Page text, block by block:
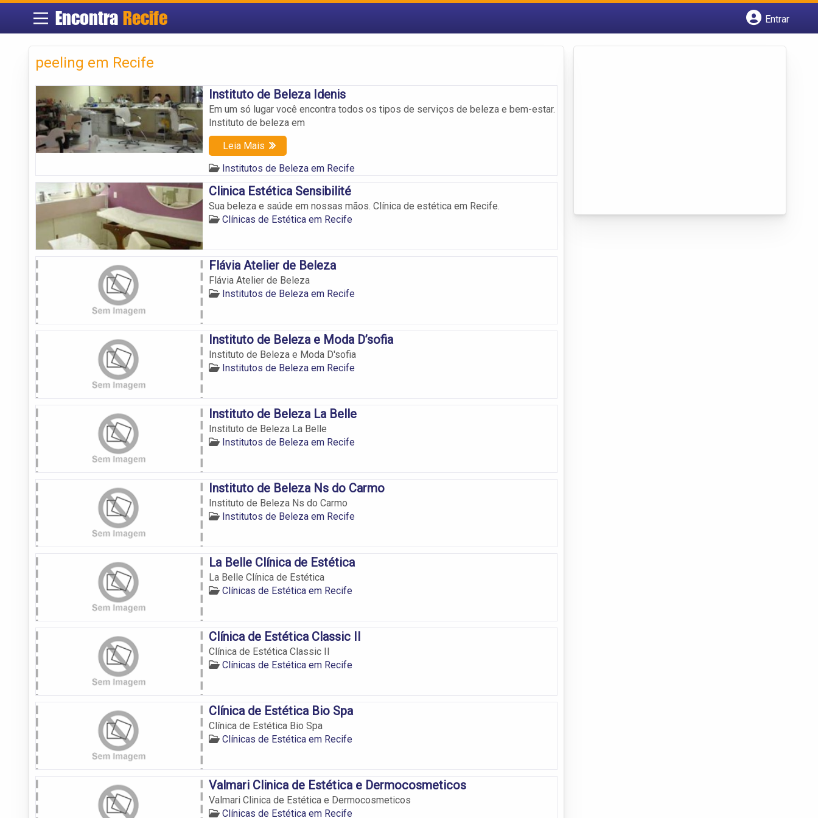
Encontra Recife
Entrar
peeling em Recife
Instituto de Beleza Idenis
Em um só lugar você encontra todos os tipos de serviços de beleza e bem-estar.
Instituto de beleza em
Leia Mais
Institutos de Beleza em Recife
Clinica Estética Sensibilité
Sua beleza e saúde em nossas mãos. Clínica de estética em Recife.
Clínicas de Estética em Recife
Flávia Atelier de Beleza
Flávia Atelier de Beleza
Institutos de Beleza em Recife
Instituto de Beleza e Moda D’sofia
Instituto de Beleza e Moda D'sofia
Institutos de Beleza em Recife
Instituto de Beleza La Belle
Instituto de Beleza La Belle
Institutos de Beleza em Recife
Instituto de Beleza Ns do Carmo
Instituto de Beleza Ns do Carmo
Institutos de Beleza em Recife
La Belle Clínica de Estética
La Belle Clínica de Estética
Clínicas de Estética em Recife
Clínica de Estética Classic II
Clínica de Estética Classic II
Clínicas de Estética em Recife
Clínica de Estética Bio Spa
Clínica de Estética Bio Spa
Clínicas de Estética em Recife
Valmari Clinica de Estética e Dermocosmeticos
Valmari Clinica de Estética e Dermocosmeticos
Clínicas de Estética em Recife